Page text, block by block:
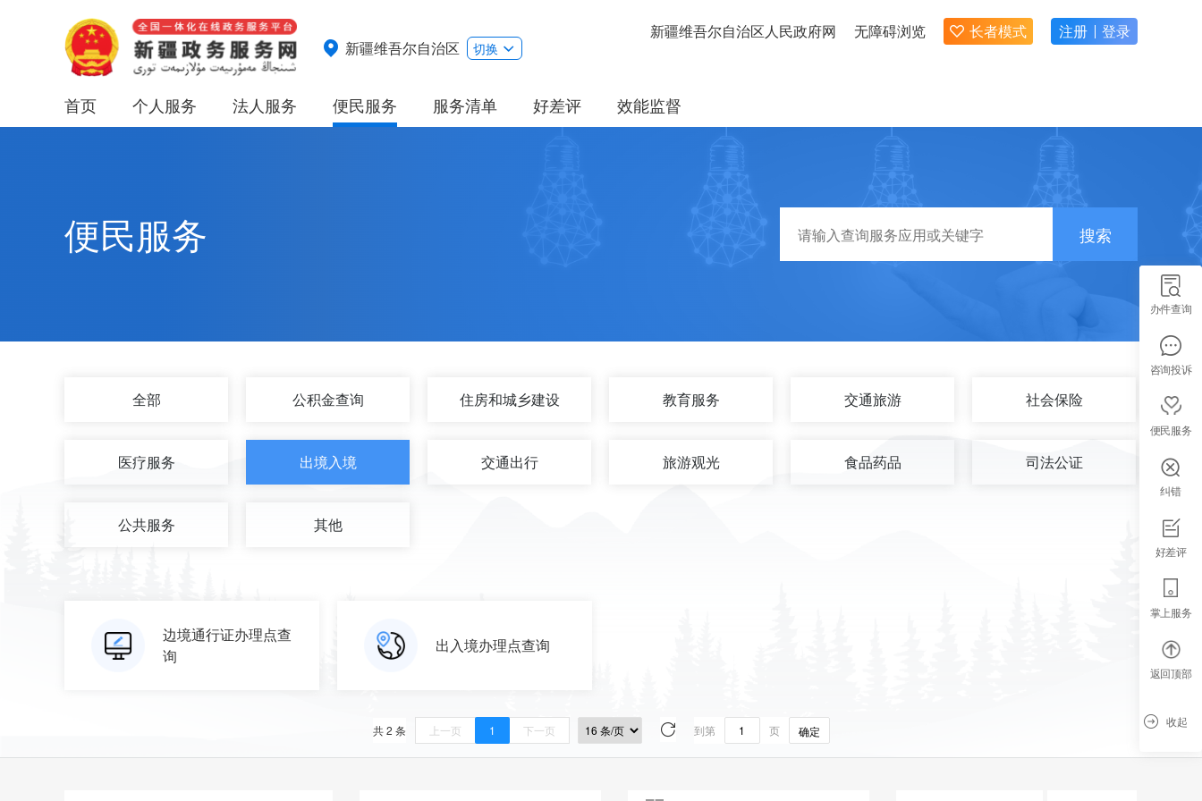
新疆维吾尔自治区 切换
新疆维吾尔自治区人民政府网 无障碍浏览 长者模式 注册 登录
首页 个人服务 法人服务 便民服务 服务清单 好差评 效能监督
便民服务 搜索
全部 公积金查询 住房和城乡建设 教育服务 交通旅游 社会保险
医疗服务 出境入境 交通出行 旅游观光 食品药品 司法公证
公共服务 其他
边境通行证办理点查
询
出入境办理点查询
共 2 条 上一页 1 下一页 到第 页 确定
办件查询
咨询投诉
便民服务
纠错
好差评
掌上服务
返回顶部
收起